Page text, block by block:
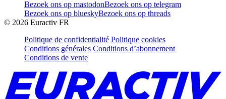
Bezoek ons op mastodonBezoek ons op telegram
Bezoek ons op blueskyBezoek ons op threads
© 2026 Euractiv FR
Politique de confidentialité Politique cookies
Conditions générales Conditions d’abonnement
Conditions de vente